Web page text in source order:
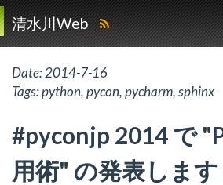
清水川Web
Date:2014-7-16
Tags:python,pycon,pycharm,sphinx
#pyconjp 2014 で
用術" の発表しま